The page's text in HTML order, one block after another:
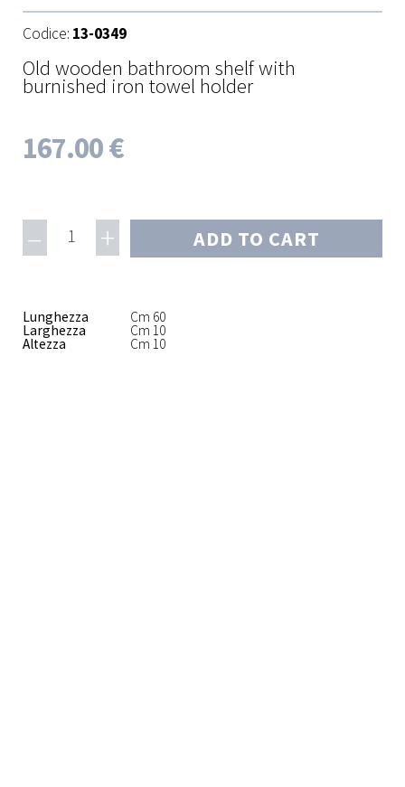
Codice: 13-0349
Old wooden bathroom shelf with
burnished iron towel holder
167.00 €
– 1 + ADD TO CART
Lunghezza Cm 60
Larghezza Cm 10
Altezza Cm 10